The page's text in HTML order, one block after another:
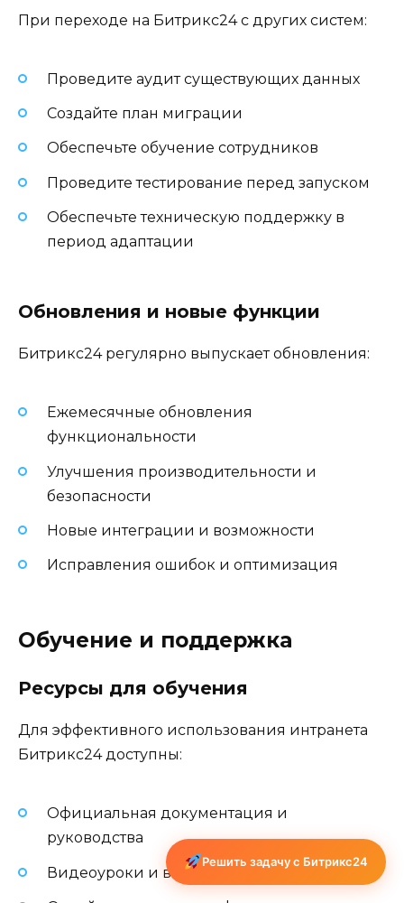
При переходе на Битрикс24 с других систем:
Проведите аудит существующих данных
Создайте план миграции
Обеспечьте обучение сотрудников
Проведите тестирование перед запуском
Обеспечьте техническую поддержку в
период адаптации
Обновления и новые функции
Битрикс24 регулярно выпускает обновления:
Ежемесячные обновления
функциональности
Улучшения производительности и
безопасности
Новые интеграции и возможности
Исправления ошибок и оптимизация
Обучение и поддержка
Ресурсы для обучения
Для эффективного использования интранета
Битрикс24 доступны:
Официальная документация и
руководства
Видеоуроки и вебинары
Решить задачу с Битрикс24